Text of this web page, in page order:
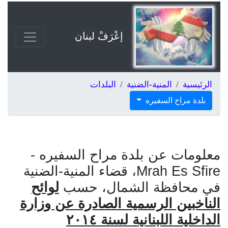
إعْرَفْ لبنان
الرئيسية المنية-الضنية البلدات
بلدة مراح السفيره
معلومات عن بلدة مراح السفيره -
Mrah Es Sfire، قضاء المنية-الضنية
في محافظة الشمال، حسب لوائح
الناخبين الرسمية الصادرة عن وزارة
الداخلية اللبنانية لسنة ٢٠١٤